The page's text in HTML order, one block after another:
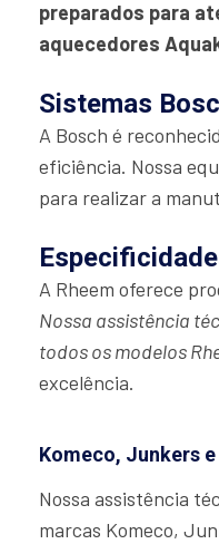
preparados para
aquecedores
Sistemas
A Bosch é
eficiência. Nossa
para realizar a
A Rheem oferece
Nossa assistência
todos os modelos
excelência.
Komeco, Junkers e
Nossa assistência
marcas Komeco,